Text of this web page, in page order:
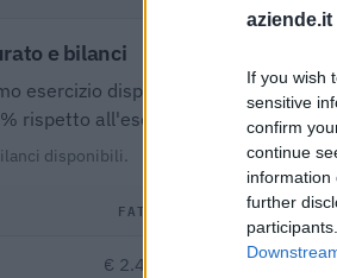
aziende.it
If you wish
sensitive
confirm
continue
information
further
e bilanci
esercizio disponibile (2019)
rispetto all'esercizio precedente,
disponibili.
FATTURATO Δ%
€ 2.480.890 -16,6%